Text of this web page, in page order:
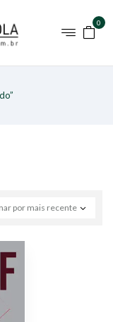
0
por mais recente